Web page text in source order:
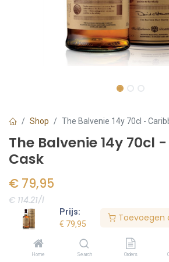
Prijs:
€ 79,95
Toevoegen
Home Search Orders
Shop The Balvenie 14y 70cl -
The Balvenie 14y 70cl
Cask
€ 79,95
€ 114.21/l
Voorraad:3stuk(s)